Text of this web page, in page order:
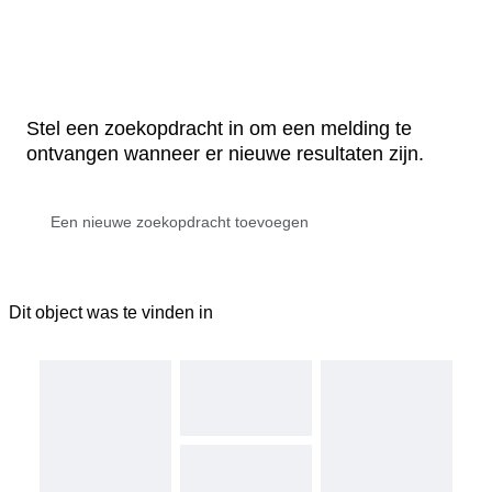
Stel een zoekopdracht in om een melding te
ontvangen wanneer er nieuwe resultaten zijn.
Dit object was te vinden in